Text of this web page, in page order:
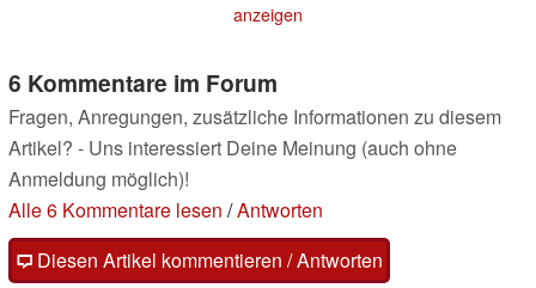
anzeigen
6 Kommentare im Forum
Fragen, Anregungen, zusätzliche Informationen zu diesem
Artikel? - Uns interessiert Deine Meinung (auch ohne
Anmeldung möglich)!
Alle 6 Kommentare lesen /Antworten
Diesen Artikel kommentieren / Antworten